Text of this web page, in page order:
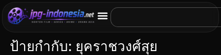
ป้ายกำกับ: ยุคราชวงศ์สุย